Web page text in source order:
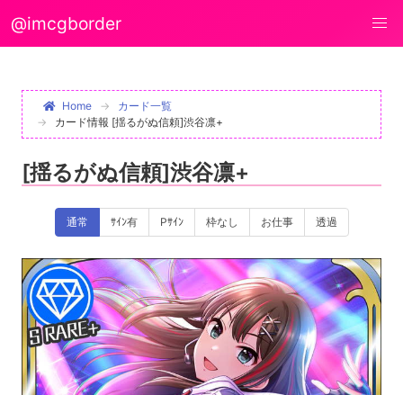
@imcgborder
Home
カード一覧
カード情報 [揺るがぬ信頼]渋谷凛+
[揺るがぬ信頼]渋谷凛+
通常 ｻｲﾝ有 Pｻｲﾝ 枠なし お仕事 透過